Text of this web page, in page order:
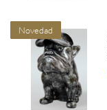
Novedad